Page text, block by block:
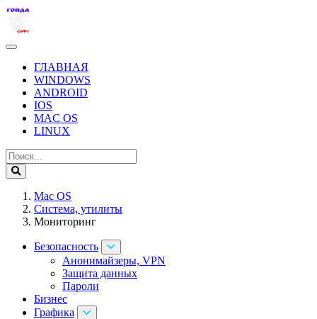
ГЛАВНАЯ
WINDOWS
ANDROID
IOS
MAC OS
LINUX
Mac OS
Система, утилиты
Мониторинг
Безопасность
Анонимайзеры, VPN
Защита данных
Пароли
Бизнес
Графика